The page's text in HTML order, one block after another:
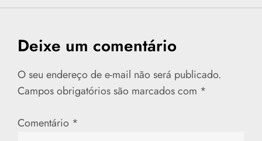
v
e
g
a
ç
Deixe um comentário
O seu endereço de e-mail não será publicado.
Campos obrigatórios são marcados com *
Comentário *